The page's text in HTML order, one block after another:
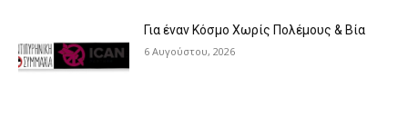
Για έναν Κόσμο Χωρίς Πολέμους & Βία
6 Αυγούστου, 2026